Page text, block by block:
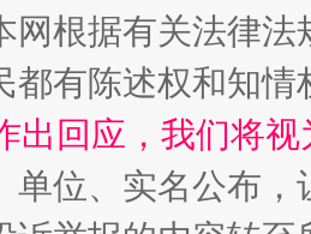
任有效落实 一纸欠
网根据有关法律
都有陈述权和知情
出回应，我们将
单位、实名公布